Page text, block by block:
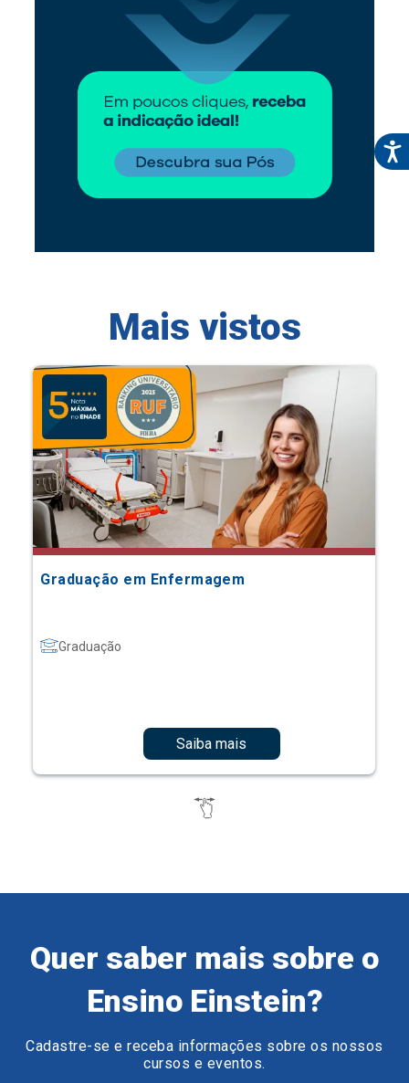
Mais vistos
Graduação em Enfermagem
Graduação
Saiba mais
Quer saber mais sobre o
Ensino Einstein?
Cadastre-se e receba informações sobre os nossos
cursos e eventos.